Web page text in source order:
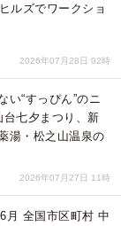
ルズでワークショ
2026年07月28日 02時
“すっぴん”のニ
七夕まつり、新
湯・松之山温泉の
2026年07月27日 11時
月 全国市区町村 中